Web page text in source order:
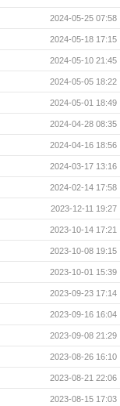
2024-05-25 07:58
2024-05-18 17:15
2024-05-10 21:45
2024-05-05 18:22
2024-05-01 18:49
2024-04-28 08:35
2024-04-16 18:56
2024-03-17 13:16
2024-02-14 17:58
2023-12-11 19:27
2023-10-14 17:21
2023-10-08 19:15
2023-10-01 15:39
2023-09-23 17:14
2023-09-16 16:04
2023-09-08 21:29
2023-08-26 16:10
2023-08-21 22:06
2023-08-15 17:03